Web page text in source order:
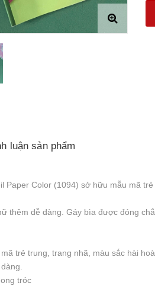
luận sản phẩm
Paper Color (1094) sở hữu mẫu mã
thêm dễ dàng. Gáy bìa được đóng
trẻ trung, trang nhã, màu sắc hài
tróc